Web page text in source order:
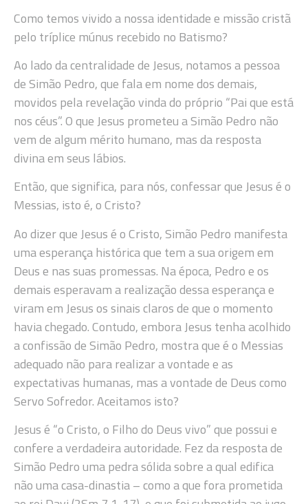
Como temos vivido a nossa identidade e missão cristã
pelo tríplice múnus recebido no Batismo?
Ao lado da centralidade de Jesus, notamos a pessoa
de Simão Pedro, que fala em nome dos demais,
movidos pela revelação vinda do próprio “Pai que está
nos céus”. O que Jesus prometeu a Simão Pedro não
vem de algum mérito humano, mas da resposta
divina em seus lábios.
Então, que significa, para nós, confessar que Jesus é o
Messias, isto é, o Cristo?
Ao dizer que Jesus é o Cristo, Simão Pedro manifesta
uma esperança histórica que tem a sua origem em
Deus e nas suas promessas. Na época, Pedro e os
demais esperavam a realização dessa esperança e
viram em Jesus os sinais claros de que o momento
havia chegado. Contudo, embora Jesus tenha acolhido
a confissão de Simão Pedro, mostra que é o Messias
adequado não para realizar a vontade e as
expectativas humanas, mas a vontade de Deus como
Servo Sofredor. Aceitamos isto?
Jesus é “o Cristo, o Filho do Deus vivo” que possui e
confere a verdadeira autoridade. Fez da resposta de
Simão Pedro uma pedra sólida sobre a qual edifica
não uma casa-dinastia – como a que fora prometida